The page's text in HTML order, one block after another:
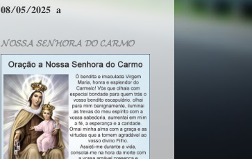
𝟎𝟖/𝟎𝟓/𝟐𝟎𝟐𝟓 𝐚
𝓝𝓞𝓢𝓢𝓐 𝓢𝓔𝓝𝓗𝓞𝓡𝓐 𝓓𝓞 𝓒𝓐𝓡𝓜𝓞